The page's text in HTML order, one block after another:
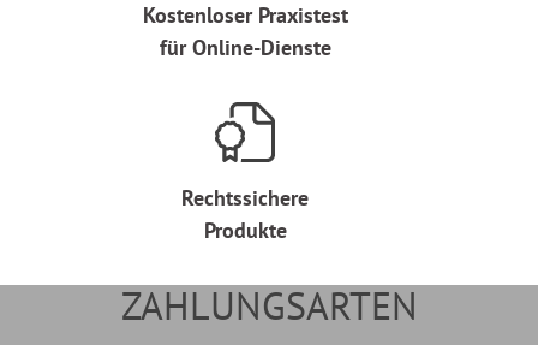
Kostenloser Praxistest
für Online-Dienste
Rechtssichere
Produkte
ZAHLUNGSARTEN